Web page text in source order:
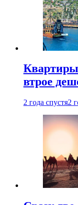
втрое
2 года спустя2